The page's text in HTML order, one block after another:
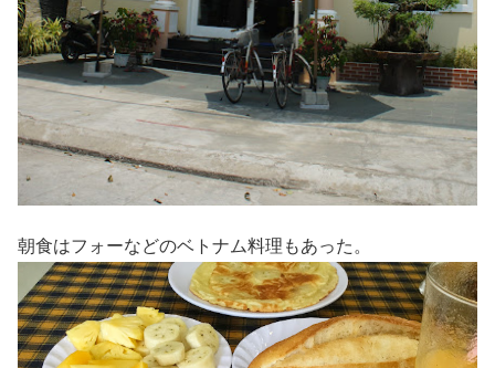
朝食はフォーなどのベトナム料理もあった。